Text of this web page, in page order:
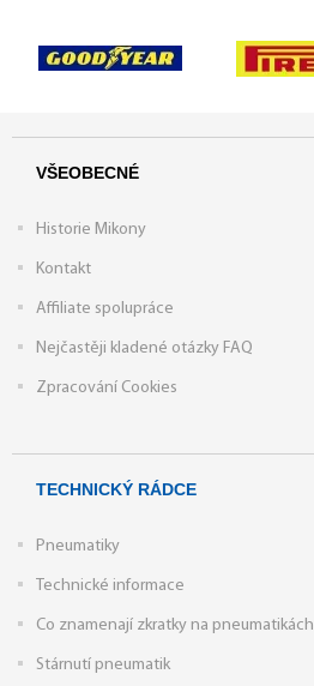
VŠEOBECNÉ
Historie Mikony
Kontakt
Affiliate spolupráce
Nejčastěji kladené otázky FAQ
Zpracování Cookies
TECHNICKÝ RÁDCE
Pneumatiky
Technické informace
Co znamenají zkratky na pneumatikách
Stárnutí pneumatik